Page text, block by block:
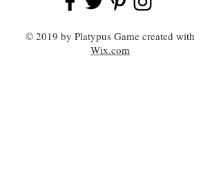
© 2019 by Platypus Game created with
Wix.com